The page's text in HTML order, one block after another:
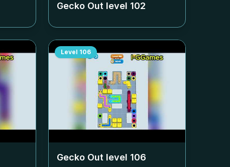
Gecko Out level 102
Level 106
Gecko Out level 106